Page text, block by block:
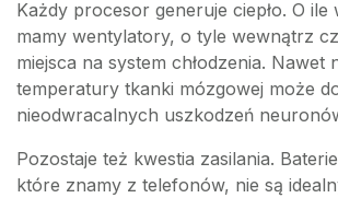
Każdy procesor generuje ciepło. O ile
mamy wentylatory, o tyle wewnątrz
miejsca na system chłodzenia. Nawet
temperatury tkanki mózgowej może
nieodwracalnych uszkodzeń
Pozostaje też kwestia zasilania.
które znamy z telefonów, nie są